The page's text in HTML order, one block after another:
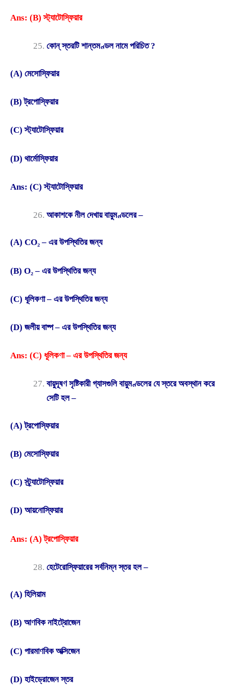
Ans: (B) স্ট্যাটোস্ফিয়ার
কোন্ স্তরটি শান্তমণ্ডল নামে পরিচিত ?
(A) মেসোস্ফিয়ার
(B) ট্রপোস্ফিয়ার
(C) স্ট্যাটোস্ফিয়ার
(D) থার্মোস্ফিয়ার
Ans: (C) স্ট্যাটোস্ফিয়ার
আকাশকে নীল দেখায় বায়ুমণ্ডলের –
(A) CO₂ – এর উপস্থিতির জন্য
(B) O₂ – এর উপস্থিতির জন্য
(C) ধূলিকণা – এর উপস্থিতির জন্য
(D) জলীয় বাষ্প – এর উপস্থিতির জন্য
Ans: (C) ধূলিকণা – এর উপস্থিতির জন্য
বায়ুদূষণ সৃষ্টিকারী গ্যাসগুলি বায়ুমণ্ডলের যে স্তরে অবস্থান করে
সেটি হল –
(A) ট্রপোস্ফিয়ার
(B) মেসোস্ফিয়ার
(C) স্ট্র্যাটোস্ফিয়ার
(D) আয়নোস্ফিয়ার
Ans: (A) ট্রপোস্ফিয়ার
হেটেরোস্ফিয়ারের সর্বনিম্ন স্তর হল –
(A) হিলিয়াম
(B) আণবিক নাইট্রোজেন
(C) পারমাণবিক অক্সিজেন
(D) হাইড্রোজেন স্তর